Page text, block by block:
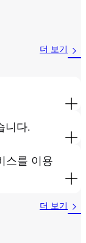
더 보기
니다.
스를 이용
더 보기